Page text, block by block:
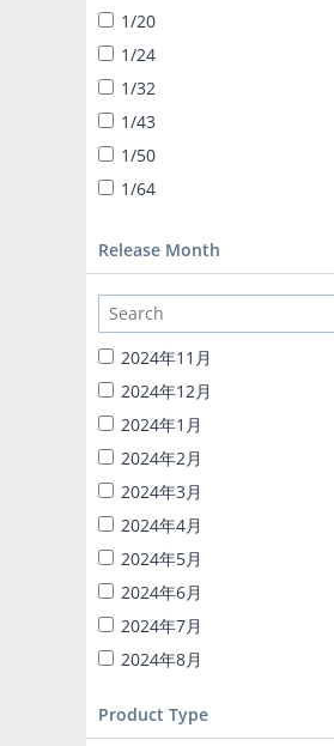
1/24 LIBERTY WALK
TUNED PARTS
BIKE
1/12 DIECAST MOTORCYCLE
1/32 TRUCK-YAROU
1/32 VALUE DEKOTORA
DEKOTORA PARTS
1/64 MINIDEKO NEXT
1/24 CATERING MACHINES
1/32 RC TRUCK-YAROU
1/24 INITIAL-D
BACK TO THE FUTURE
KNIGHT RIDER
1/24 DETAIL UP PARTS
BLIND BOX TOY
Capsule toy
MINICAR 1/18
MINICAR 1/43
1/20
1/24
1/32
1/43
1/50
1/64
Release Month
2024年11月
2024年12月
2024年1月
2024年2月
2024年3月
2024年4月
2024年5月
2024年6月
2024年7月
2024年8月
2025年10月
Product Type